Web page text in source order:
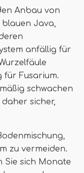
Anbau von
Java,
anfällig für
für Fusarium.
schwachen
daher sicher,
zu vermeiden.
Sie sich Monate